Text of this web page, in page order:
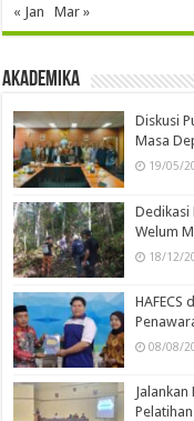
« Jan
Mar »
Akademika
Diskusi
Masa
19/05/
Dedikasi
Welum
18/12/
HAFECS
08/08/
Jalankan